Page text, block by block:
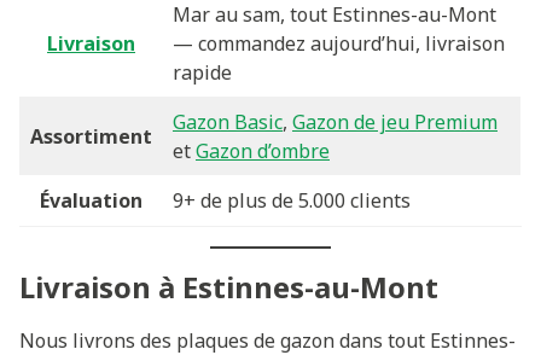
Livraison
Mar au sam, tout Estinnes-au-Mont
— commandez aujourd’hui, livraison
rapide
Assortiment
Gazon Basic, Gazon de jeu Premium
etGazon d’ombre
Évaluation
9+ de plus de 5.000 clients
Livraison à Estinnes-au-Mont
Nous livrons des plaques de gazon dans tout Estinnes-